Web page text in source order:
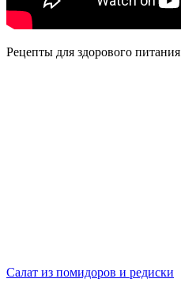
Рецепты для здорового питания
Салат из помидоров и редиски